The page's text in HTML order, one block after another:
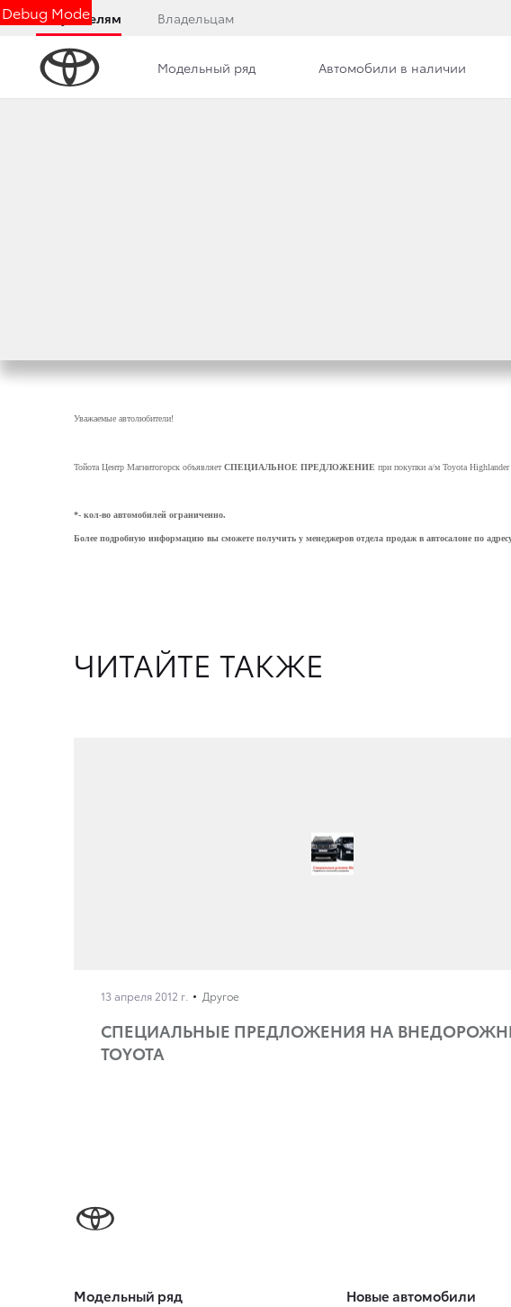
Debug Mode
Покупателям Владельцам
Модельный ряд Автомобили в наличии
СПЕЦИАЛЬНОЕ
Уважаемые автолюбители!
Тойота Центр Магнитогорск объявляет СПЕЦИАЛЬНОЕ ПРЕДЛОЖЕНИЕ при покупки а/м Toyota Highlander
*- кол-во автомобилей ограниченно.
Более подробную информацию вы сможете получить у менеджеров отдела продаж в автосалоне по
ЧИТАЙТЕ ТАКЖЕ
13 апреля 2012 г. Другое
СПЕЦИАЛЬНЫЕ ПРЕДЛОЖЕНИЯ НА
TOYOTA
Модельный ряд Новые автомобили